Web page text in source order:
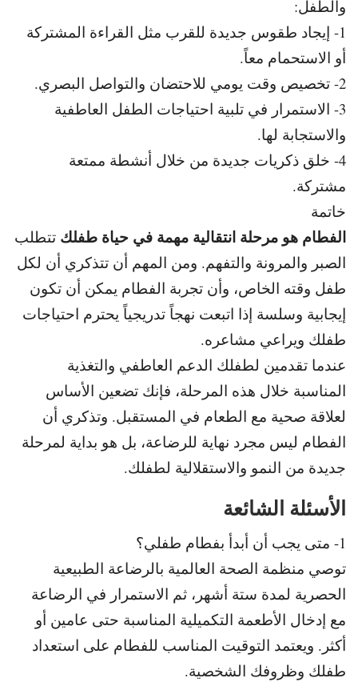
والطفل:
1- إيجاد طقوس جديدة للقرب مثل القراءة المشتركة
أو الاستحمام معاً.
2- تخصيص وقت يومي للاحتضان والتواصل البصري.
3- الاستمرار في تلبية احتياجات الطفل العاطفية
والاستجابة لها.
4- خلق ذكريات جديدة من خلال أنشطة ممتعة
مشتركة.
خاتمة
الفطام هو مرحلة انتقالية مهمة في حياة طفلك تتطلب
الصبر والمرونة والتفهم. ومن المهم أن تتذكري أن لكل
طفل وقته الخاص، وأن تجربة الفطام يمكن أن تكون
إيجابية وسلسة إذا اتبعت نهجاً تدريجياً يحترم احتياجات
طفلك ويراعي مشاعره.
عندما تقدمين لطفلك الدعم العاطفي والتغذية
المناسبة خلال هذه المرحلة، فإنك تضعين الأساس
لعلاقة صحية مع الطعام في المستقبل. وتذكري أن
الفطام ليس مجرد نهاية للرضاعة، بل هو بداية لمرحلة
جديدة من النمو والاستقلالية لطفلك.
الأسئلة الشائعة
1- متى يجب أن أبدأ بفطام طفلي؟
توصي منظمة الصحة العالمية بالرضاعة الطبيعية
الحصرية لمدة ستة أشهر، ثم الاستمرار في الرضاعة
مع إدخال الأطعمة التكميلية المناسبة حتى عامين أو
أكثر. ويعتمد التوقيت المناسب للفطام على استعداد
طفلك وظروفك الشخصية.